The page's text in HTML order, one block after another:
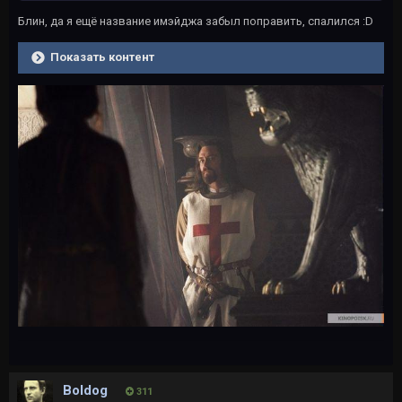
Блин, да я ещё название имэйджа забыл поправить, спалился :D
Показать контент
Boldog 311